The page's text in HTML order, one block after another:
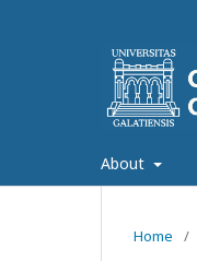
About
Home /